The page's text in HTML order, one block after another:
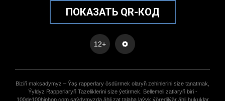
ПОКАЗАТЬ QR-КОД
12+
Biziñ maksadymyz – Ýaş rapperlary ösdürmek olaryñ zehinlerini size tanatmak,
Ýyldyz Rapperlaryñ Tazeliklerini size ýetirmek. Bellemeli zatlaryñ biri -
100de100hiphop.com saýdymyzda ähli zat talaba laýyk ýöredilýär ähli hukuklar